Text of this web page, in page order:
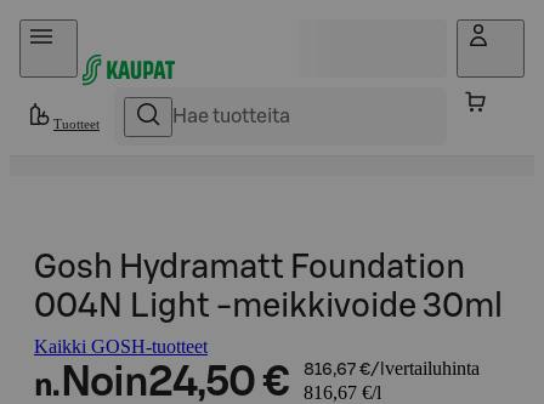
Hyppää sisältöön
Tuotteet
Gosh Hydramatt Foundation
004N Light -meikkivoide 30ml
Kaikki GOSH-tuotteet
n. Noin24,50 € 816,67 €/l vertailuhinta
816,67 €/l